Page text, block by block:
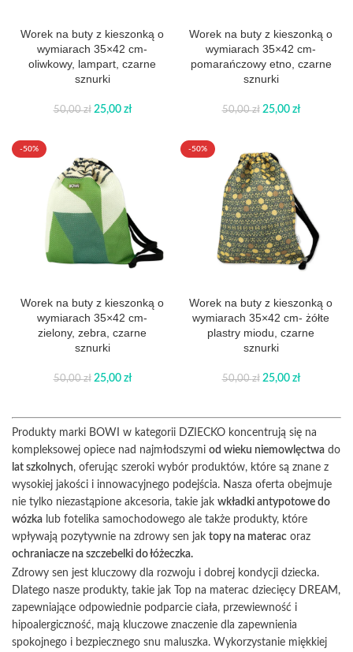
Worek na buty z kieszonką o
wymiarach 35×42 cm-
oliwkowy, lampart, czarne
sznurki
50,00zł 25,00 zł
Worek na buty z kieszonką o
wymiarach 35×42 cm-
pomarańczowy etno, czarne
sznurki
50,00zł 25,00 zł
-50%
Worek na buty z kieszonką o
wymiarach 35×42 cm-
zielony, zebra, czarne
sznurki
50,00zł 25,00 zł
-50%
Worek na buty z kieszonką o
wymiarach 35×42 cm- żółte
plastry miodu, czarne
sznurki
50,00zł 25,00 zł
Produkty marki BOWI w kategorii DZIECKO koncentrują się na
kompleksowej opiece nad najmłodszymi od wieku niemowlęctwa do
lat szkolnych, oferując szeroki wybór produktów, które są znane z
wysokiej jakości i innowacyjnego podejścia. Nasza oferta obejmuje
nie tylko niezastąpione akcesoria, takie jak wkładki antypotowe do
wózka lub fotelika samochodowego ale także produkty, które
wpływają pozytywnie na zdrowy sen jak topy na materac oraz
ochraniacze na szczebelki do łóżeczka.
Zdrowy sen jest kluczowy dla rozwoju i dobrej kondycji dziecka.
Dlatego nasze produkty, takie jak Top na materac dziecięcy DREAM,
zapewniające odpowiednie podparcie ciała, przewiewność i
hipoalergiczność, mają kluczowe znaczenie dla zapewnienia
spokojnego i bezpiecznego snu maluszka. Wykorzystanie miękkiej